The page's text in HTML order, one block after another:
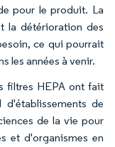
pour le produit. La
la détérioration des
ce qui pourrait
les années à venir.
filtres HEPA ont fait
de
de la vie pour
et d'organismes en